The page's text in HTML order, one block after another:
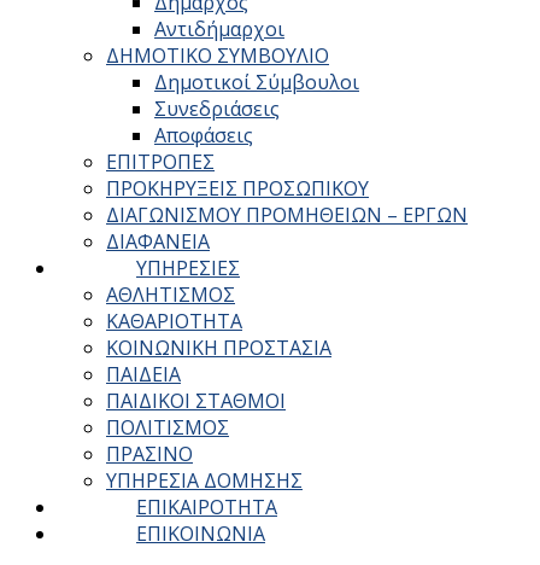
Αντιδήμαρχοι
ΔΗΜΟΤΙΚΟ ΣΥΜΒΟΥΛΙΟ
Δημοτικοί Σύμβουλοι
Συνεδριάσεις
Αποφάσεις
ΕΠΙΤΡΟΠΕΣ
ΠΡΟΚΗΡΥΞΕΙΣ ΠΡΟΣΩΠΙΚΟΥ
ΔΙΑΓΩΝΙΣΜΟΥ ΠΡΟΜΗΘΕΙΩΝ – ΕΡΓΩΝ
ΔΙΑΦΑΝΕΙΑ
ΥΠΗΡΕΣΙΕΣ
ΑΘΛΗΤΙΣΜΟΣ
ΚΑΘΑΡΙΟΤΗΤΑ
ΚΟΙΝΩΝΙΚΗ ΠΡΟΣΤΑΣΙΑ
ΠΑΙΔΕΙΑ
ΠΑΙΔΙΚΟΙ ΣΤΑΘΜΟΙ
ΠΟΛΙΤΙΣΜΟΣ
ΠΡΑΣΙΝΟ
ΥΠΗΡΕΣΙΑ ΔΟΜΗΣΗΣ
ΕΠΙΚΑΙΡΟΤΗΤΑ
ΕΠΙΚΟΙΝΩΝΙΑ